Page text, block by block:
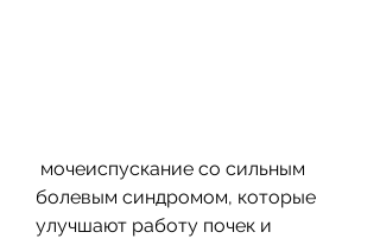
болевым синдромом, которые
улучшают работу почек и